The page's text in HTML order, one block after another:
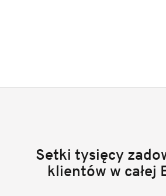
Setki tysięcy
klientów w całej